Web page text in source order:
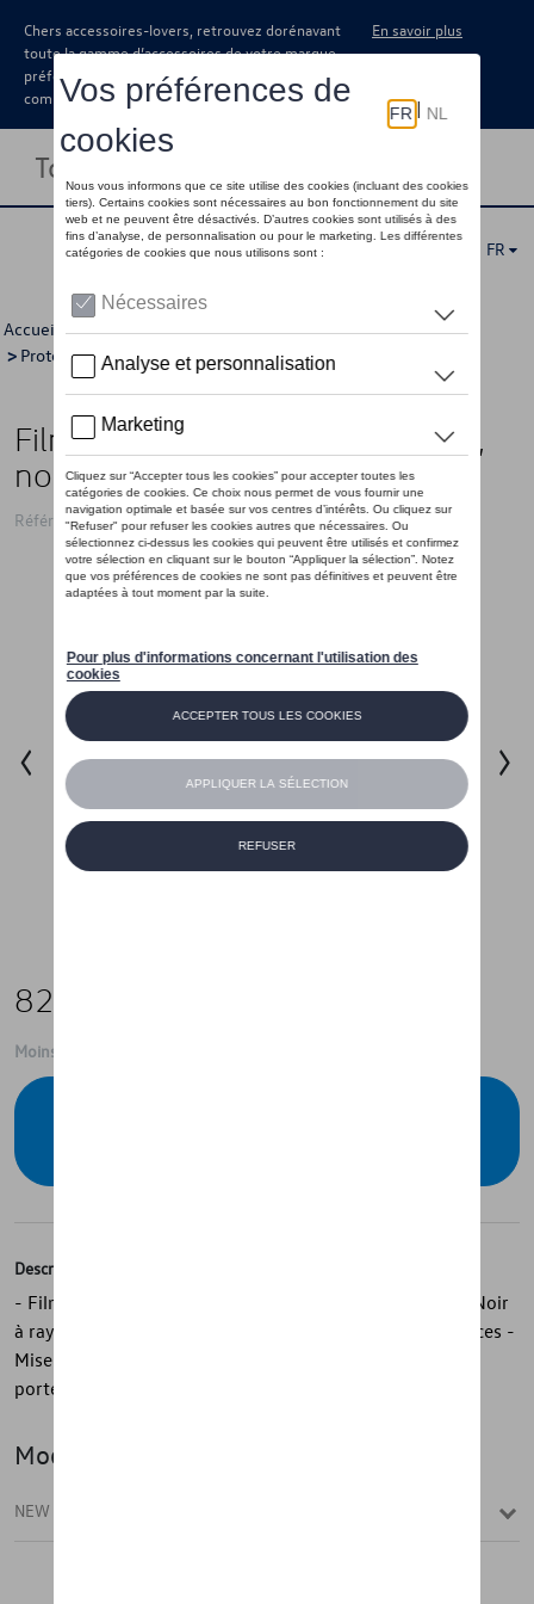
Chers accessoires-lovers, retrouvez dorénavant
toute la gamme d’accessoires de votre marque
préférée sous forme de catalogue à
commander auprès de votre concessionaire.
En savoir plus
Toggle navigation
FR
Accueil >Catalogue Volkswagen >Confort et protection
> Protection >Protection de seuils de portes
Film de protection seuil de porte,
noir New T-Roc
Référence: 2GV071310 ZMD
82,00 €
Moins de 5 pcs disponibles.
Description
- Films de protection des seuils d’origine Volkswagen - Noir
à rayures décoratives argentées - Avant et arrière, 4 pièces -
Mise en valeur optique du véhicule - Protège le seuil de
porte contre les rayures - Sur mesure - Facile à coller
Modèle(s)
NEW T-ROC